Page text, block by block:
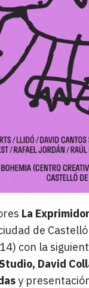
La
de
con la
David
y